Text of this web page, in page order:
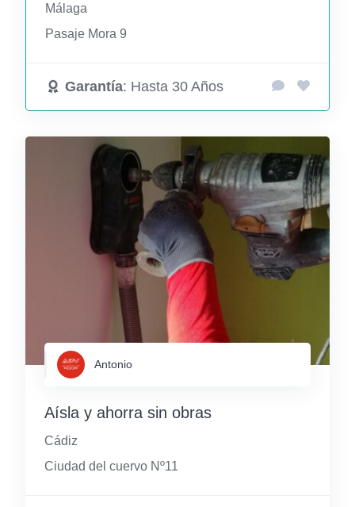
Málaga
Pasaje Mora 9
Garantía: Hasta 30 Años
Antonio
Aísla y ahorra sin obras
Cádiz
Ciudad del cuervo Nº11